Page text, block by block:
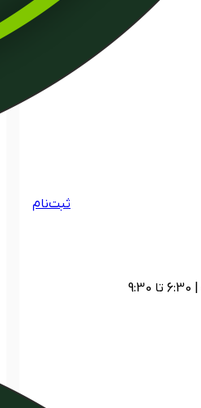
ثبت‌نام
6:30 تا 9:30